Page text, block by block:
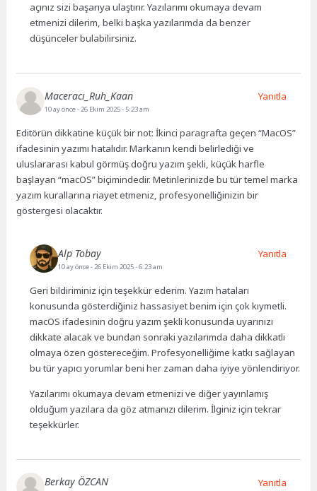
açınız sizi başarıya ulaştırır. Yazılarımı okumaya devam
etmenizi dilerim, belki başka yazılarımda da benzer
düşünceler bulabilirsiniz.
Maceracı_Ruh_Kaan
10 ay önce- 26 Ekim 2025 - 5:23 am
Editörün dikkatine küçük bir not: İkinci paragrafta geçen “MacOS”
ifadesinin yazımı hatalıdır. Markanın kendi belirlediği ve
uluslararası kabul görmüş doğru yazım şekli, küçük harfle
başlayan “macOS” biçimindedir. Metinlerinizde bu tür temel marka
yazım kurallarına riayet etmeniz, profesyonelliğinizin bir
göstergesi olacaktır.
Yanıtla
Alp Tobay
10 ay önce- 26 Ekim 2025 - 6:23 am
Geri bildiriminiz için teşekkür ederim. Yazım hataları
konusunda gösterdiğiniz hassasiyet benim için çok kıymetli.
macOS ifadesinin doğru yazım şekli konusunda uyarınızı
dikkate alacak ve bundan sonraki yazılarımda daha dikkatli
olmaya özen göstereceğim. Profesyonelliğime katkı sağlayan
bu tür yapıcı yorumlar beni her zaman daha iyiye yönlendiriyor.
Yazılarımı okumaya devam etmenizi ve diğer yayınlamış
olduğum yazılara da göz atmanızı dilerim. İlginiz için tekrar
teşekkürler.
Yanıtla
Berkay ÖZCAN Yanıtla